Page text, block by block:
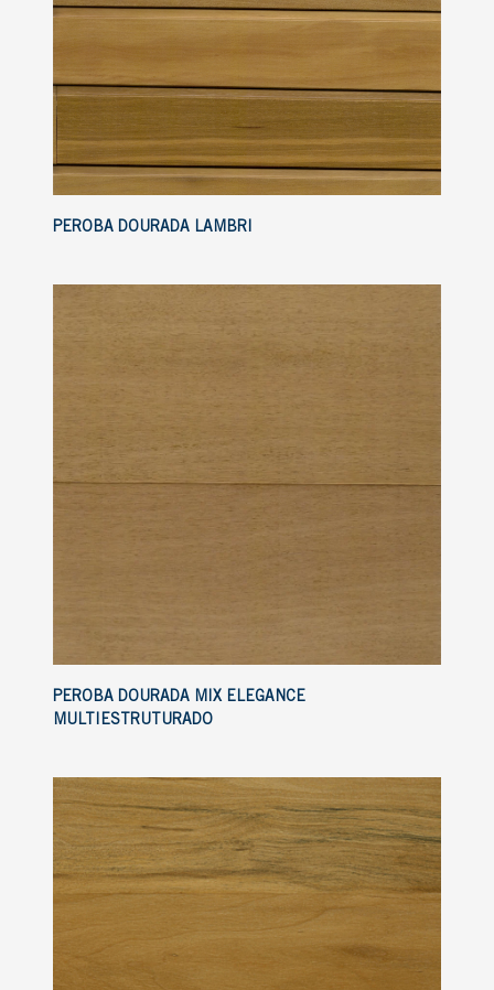
PEROBA DOURADA LAMBRI
PEROBA DOURADA MIX ELEGANCE
MULTIESTRUTURADO